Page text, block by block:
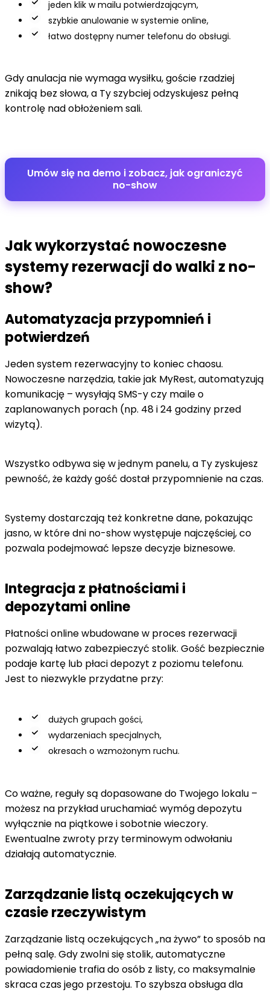
jeden klik w mailu potwierdzającym,
szybkie anulowanie w systemie online,
łatwo dostępny numer telefonu do obsługi.
Gdy anulacja nie wymaga wysiłku, goście rzadziej
znikają bez słowa, a Ty szybciej odzyskujesz pełną
kontrolę nad obłożeniem sali.
Umów się na demo i zobacz, jak ograniczyć
no-show
Jak wykorzystać nowoczesne
systemy rezerwacji do walki z no-
show?
Automatyzacja przypomnień i
potwierdzeń
Jeden system rezerwacyjny to koniec chaosu.
Nowoczesne narzędzia, takie jak MyRest, automatyzują
komunikację – wysyłają SMS-y czy maile o
zaplanowanych porach (np. 48 i 24 godziny przed
wizytą).
Wszystko odbywa się w jednym panelu, a Ty zyskujesz
pewność, że każdy gość dostał przypomnienie na czas.
Systemy dostarczają też konkretne dane, pokazując
jasno, w które dni no-show występuje najczęściej, co
pozwala podejmować lepsze decyzje biznesowe.
Integracja z płatnościami i
depozytami online
Płatności online wbudowane w proces rezerwacji
pozwalają łatwo zabezpieczyć stolik. Gość bezpiecznie
podaje kartę lub płaci depozyt z poziomu telefonu.
Jest to niezwykle przydatne przy:
dużych grupach gości,
wydarzeniach specjalnych,
okresach o wzmożonym ruchu.
Co ważne, reguły są dopasowane do Twojego lokalu –
możesz na przykład uruchamiać wymóg depozytu
wyłącznie na piątkowe i sobotnie wieczory.
Ewentualne zwroty przy terminowym odwołaniu
działają automatycznie.
Zarządzanie listą oczekujących w
czasie rzeczywistym
Zarządzanie listą oczekujących „na żywo” to sposób na
pełną salę. Gdy zwolni się stolik, automatyczne
powiadomienie trafia do osób z listy, co maksymalnie
skraca czas jego przestoju. To szybsza obsługa dla